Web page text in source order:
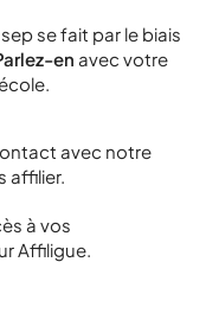
se fait par le biais
en avec votre
avec notre
affilier.
à vos
Affiligue.